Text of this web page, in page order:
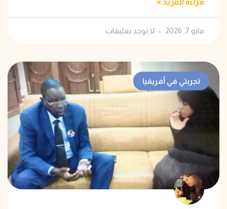
قراءة المزيد »
مايو 7, 2026 لا توجد تعليقات
تجربتي في أفريقيا